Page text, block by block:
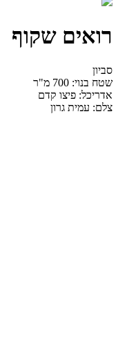
רואים שקוף
סביון
שטח בנוי: 700 מ"ר
אדריכל: פיצו קדם
צלם: עמית גרון